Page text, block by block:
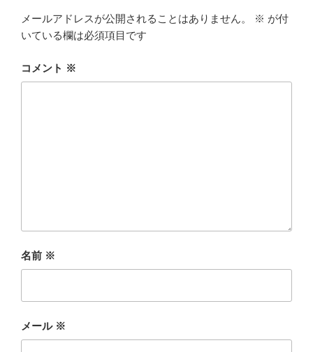
メールアドレスが公開されることはありません。 ※ が付
いている欄は必須項目です
コメント ※
名前 ※
メール ※